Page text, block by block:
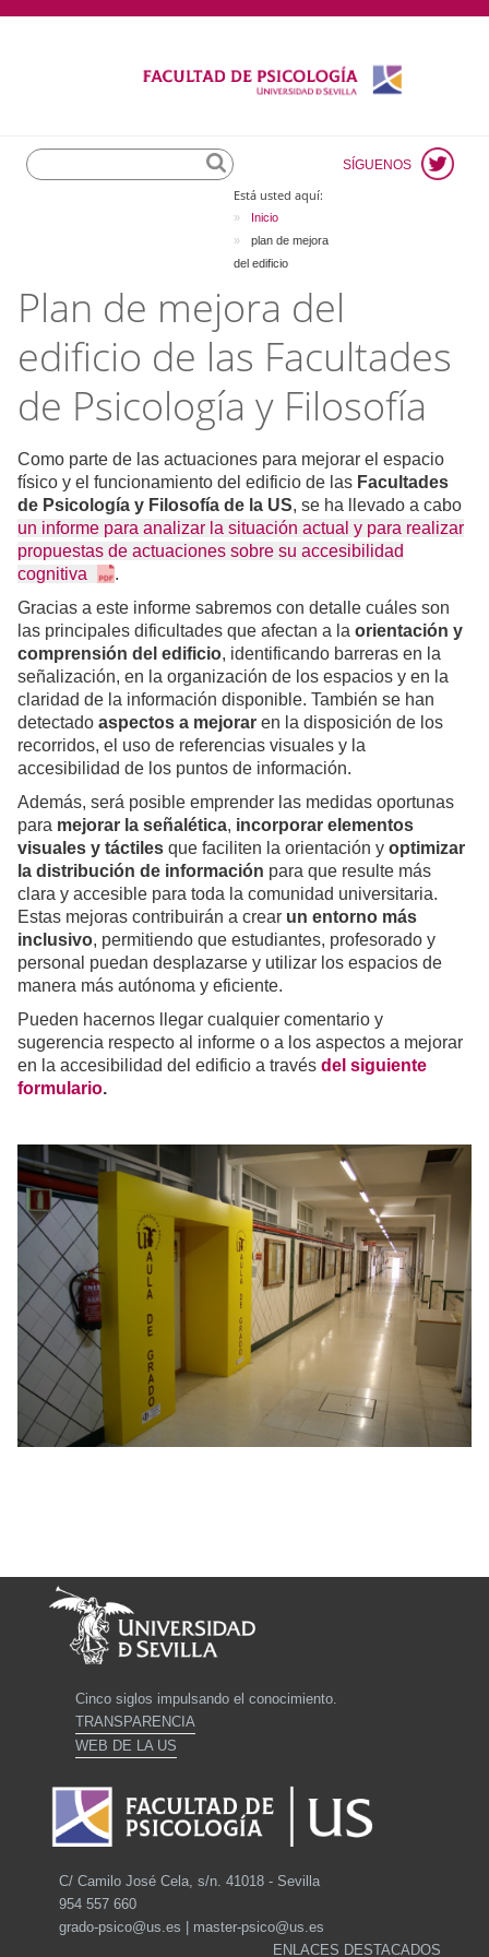
Search
SÍGUENOS
Está usted aquí:
Inicio
plan de mejora
del edificio
Plan de mejora del
edificio de las Facultades
de Psicología y Filosofía
Como parte de las actuaciones para mejorar el espacio
físico y el funcionamiento del edificio de las Facultades
de Psicología y Filosofía de la US, se ha llevado a cabo
un informe para analizar la situación actual y para realizar
propuestas de actuaciones sobre su accesibilidad
cognitiva
.
Gracias a este informe sabremos con detalle cuáles son
las principales dificultades que afectan a la orientación y
comprensión del edificio, identificando barreras en la
señalización, en la organización de los espacios y en la
claridad de la información disponible. También se han
detectado aspectos a mejorar en la disposición de los
recorridos, el uso de referencias visuales y la
accesibilidad de los puntos de información.
Además, será posible emprender las medidas oportunas
para mejorar la señalética, incorporar elementos
visuales y táctiles que faciliten la orientación y optimizar
la distribución de información para que resulte más
clara y accesible para toda la comunidad universitaria.
Estas mejoras contribuirán a crear un entorno más
inclusivo, permitiendo que estudiantes, profesorado y
personal puedan desplazarse y utilizar los espacios de
manera más autónoma y eficiente.
Pueden hacernos llegar cualquier comentario y
sugerencia respecto al informe o a los aspectos a mejorar
en la accesibilidad del edificio a través del siguiente
formulario.
Cinco siglos impulsando el conocimiento.
TRANSPARENCIA
WEB DE LA US
C/ Camilo José Cela, s/n. 41018 - Sevilla
954 557 660
grado-psico@us.es | master-psico@us.es
ENLACES DESTACADOS